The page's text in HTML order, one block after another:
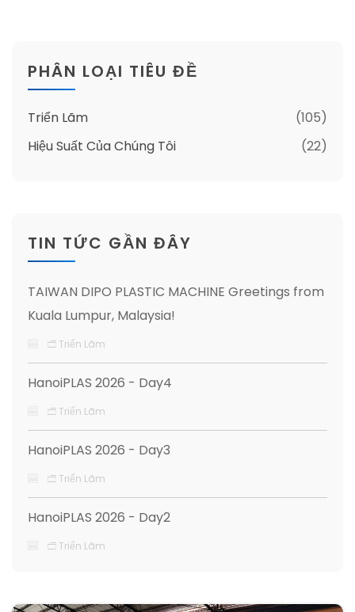
PHÂN LOẠI TIÊU ĐỀ
Triển Lãm
(105)
Hiệu Suất Của Chúng Tôi
(22)
TIN TỨC GẦN ĐÂY
TAIWAN DIPO PLASTIC MACHINE Greetings from
Kuala Lumpur, Malaysia!
Triển Lãm
HanoiPLAS 2026 - Day4
Triển Lãm
HanoiPLAS 2026 - Day3
Triển Lãm
HanoiPLAS 2026 - Day2
Triển Lãm